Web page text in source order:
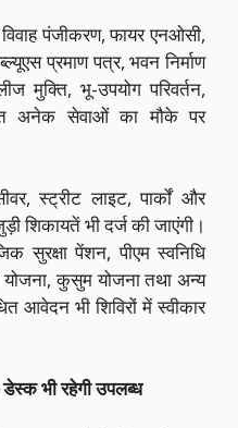
विवाह पंजीकरण, फायर एनओसी,
प्रमाण पत्र, भवन निर्माण
मुक्ति, भू-उपयोग परिवर्तन,
अनेक सेवाओं का मौके पर
स्ट्रीट लाइट, पार्कों और
शिकायतें भी दर्ज की जाएंगी।
सुरक्षा पेंशन, पीएम स्वनिधि
कुसुम योजना तथा अन्य
आवेदन भी शिविरों में स्वीकार
भी रहेगी उपलब्ध